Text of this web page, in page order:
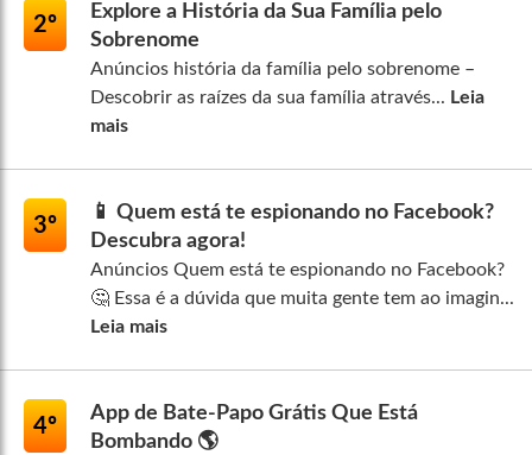
2º
Explore a História da Sua Família pelo
Sobrenome
Anúncios história da família pelo sobrenome –
Descobrir as raízes da sua família através... Leia
mais
3º
📱 Quem está te espionando no Facebook?
Descubra agora!
Anúncios Quem está te espionando no Facebook?
🤔 Essa é a dúvida que muita gente tem ao imagin...
Leia mais
4º
App de Bate-Papo Grátis Que Está
Bombando 🌎